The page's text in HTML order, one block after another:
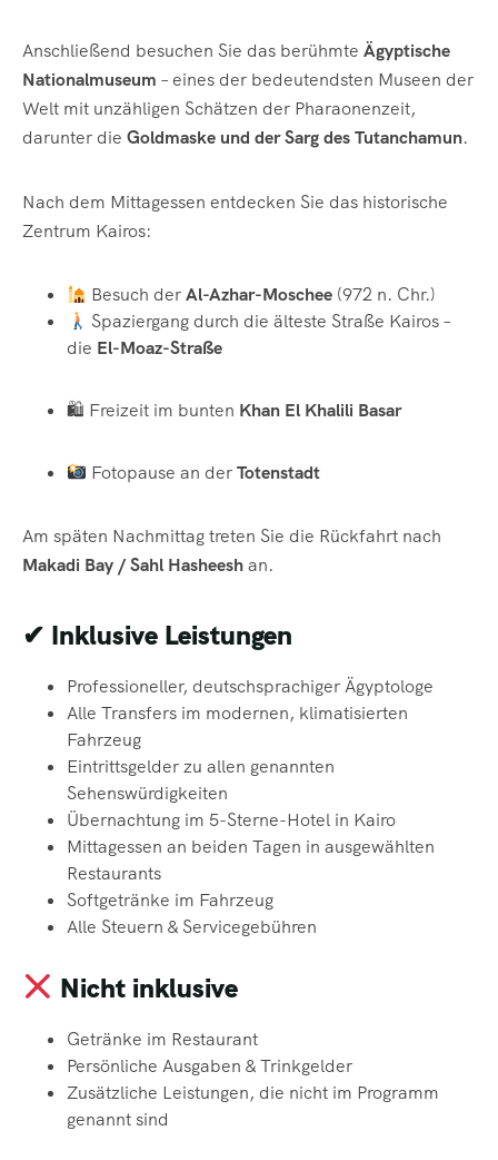
Anschließend besuchen Sie das berühmte Ägyptische
Nationalmuseum – eines der bedeutendsten Museen der
Welt mit unzähligen Schätzen der Pharaonenzeit,
darunter die Goldmaske und der Sarg des Tutanchamun.
Nach dem Mittagessen entdecken Sie das historische
Zentrum Kairos:
Besuch derAl-Azhar-Moschee (972 n. Chr.)
Spaziergang durch die älteste Straße Kairos –
die El-Moaz-Straße
🛍 Freizeit im bunten Khan El Khalili Basar
Fotopause an derTotenstadt
Am späten Nachmittag treten Sie die Rückfahrt nach
Makadi Bay / Sahl Hasheeshan.
✔ Inklusive Leistungen
Professioneller, deutschsprachiger Ägyptologe
Alle Transfers im modernen, klimatisierten
Fahrzeug
Eintrittsgelder zu allen genannten
Sehenswürdigkeiten
Übernachtung im 5-Sterne-Hotel in Kairo
Mittagessen an beiden Tagen in ausgewählten
Restaurants
Softgetränke im Fahrzeug
Alle Steuern & Servicegebühren
Nicht inklusive
Getränke im Restaurant
Persönliche Ausgaben & Trinkgelder
Zusätzliche Leistungen, die nicht im Programm
genannt sind